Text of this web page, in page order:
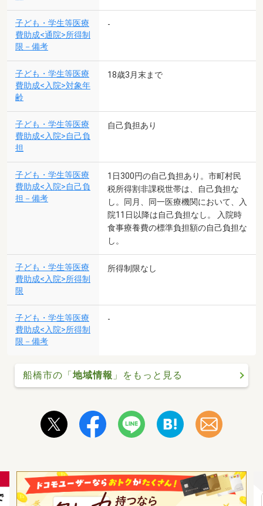
子ども・学生等医療
費助成<通院>所得制
限－備考
-
子ども・学生等医療
費助成<入院>対象年
齢
18歳3月末まで
子ども・学生等医療
費助成<入院>自己負
担
自己負担あり
子ども・学生等医療
費助成<入院>自己負
担－備考
1日300円の自己負担あり。市町村民
税所得割非課税世帯は、自己負担な
し。同月、同一医療機関において、入
院11日以降は自己負担なし。 入院時
食事療養費の標準負担額の自己負担な
し。
子ども・学生等医療
費助成<入院>所得制
限
所得制限なし
子ども・学生等医療
費助成<入院>所得制
限－備考
-
船橋市の「地域情報 」をもっと見る